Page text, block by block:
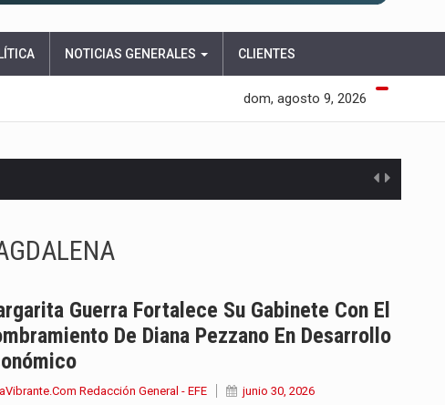
NOTICIAS GENERALES CLIENTES
dom, agosto 9, 2026
Guerra Fortalece Su Gabinete Con El
De Diana Pezzano En Desarrollo
Redacción General - EFE junio 30, 2026